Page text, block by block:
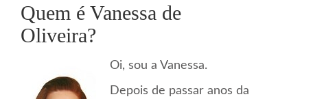
Quem é Vanessa de
Oliveira?
Oi, sou a Vanessa.
Depois de passar anos da